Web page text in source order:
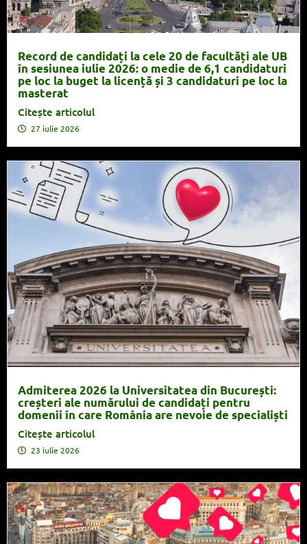
Record de candidați la cele 20 de facultăți ale UB
în sesiunea iulie 2026: o medie de 6,1 candidaturi
pe loc la buget la licență și 3 candidaturi pe loc la
masterat
Citește articolul
27 iulie 2026
Admiterea 2026 la Universitatea din București:
creșteri ale numărului de candidați pentru
domenii în care România are nevoie de specialiști
Citește articolul
23 iulie 2026